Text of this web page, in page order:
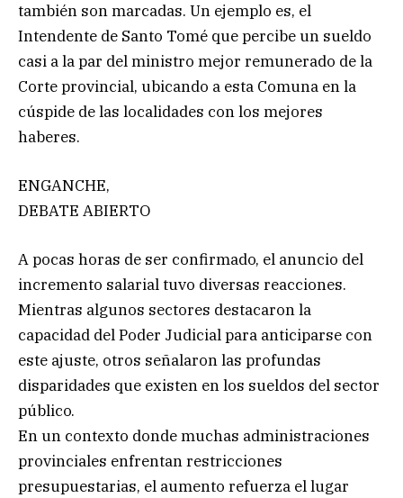
también son marcadas. Un ejemplo es, el
Intendente de Santo Tomé que percibe un sueldo
casi a la par del ministro mejor remunerado de la
Corte provincial, ubicando a esta Comuna en la
cúspide de las localidades con los mejores
haberes.
ENGANCHE,
DEBATE ABIERTO
A pocas horas de ser confirmado, el anuncio del
incremento salarial tuvo diversas reacciones.
Mientras algunos sectores destacaron la
capacidad del Poder Judicial para anticiparse con
este ajuste, otros señalaron las profundas
disparidades que existen en los sueldos del sector
público.
En un contexto donde muchas administraciones
provinciales enfrentan restricciones
presupuestarias, el aumento refuerza el lugar